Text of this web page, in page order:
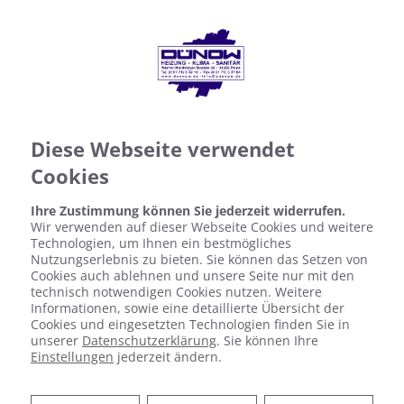
Diese Webseite verwendet
Cookies
Ihre Zustimmung können Sie jederzeit widerrufen.
Wir verwenden auf dieser Webseite Cookies und weitere
Technologien, um Ihnen ein bestmögliches
Nutzungserlebnis zu bieten. Sie können das Setzen von
Cookies auch ablehnen und unsere Seite nur mit den
technisch notwendigen Cookies nutzen. Weitere
Informationen, sowie eine detaillierte Übersicht der
Cookies und eingesetzten Technologien finden Sie in
unserer Datenschutzerklärung. Sie können Ihre
Einstellungen jederzeit ändern.